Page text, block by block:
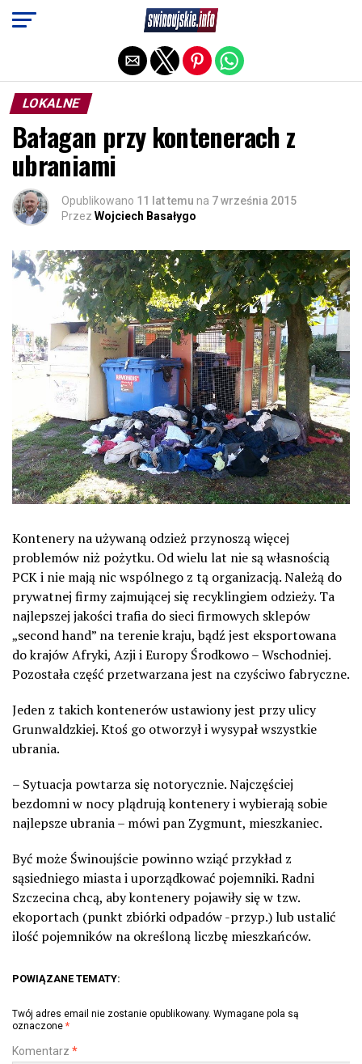
LOKALNE
Bałagan przy kontenerach z
ubraniami
Opublikowano 11 lat temu na 7 września 2015
Przez Wojciech Basałygo
Kontenery na używaną odzież przynoszą więcej
problemów niż pożytku. Od wielu lat nie są własnością
PCK i nie mają nic wspólnego z tą organizacją. Należą do
prywatnej firmy zajmującej się recyklingiem odzieży. Ta
najlepszej jakości trafia do sieci firmowych sklepów
„second hand” na terenie kraju, bądź jest eksportowana
do krajów Afryki, Azji i Europy Środkowo – Wschodniej.
Pozostała część przetwarzana jest na czyściwo fabryczne.
Jeden z takich kontenerów ustawiony jest przy ulicy
Grunwaldzkiej. Ktoś go otworzył i wysypał wszystkie
ubrania.
– Sytuacja powtarza się notorycznie. Najczęściej
bezdomni w nocy plądrują kontenery i wybierają sobie
najlepsze ubrania – mówi pan Zygmunt, mieszkaniec.
Być może Świnoujście powinno wziąć przykład z
sąsiedniego miasta i uporządkować pojemniki. Radni
Szczecina chcą, aby kontenery pojawiły się w tzw.
ekoportach (punkt zbiórki odpadów -przyp.) lub ustalić
ilość pojemników na określoną liczbę mieszkańców.
POWIĄZANE TEMATY:
Twój adres email nie zostanie opublikowany. Wymagane pola są
oznaczone *
Komentarz *
Exit mobile version